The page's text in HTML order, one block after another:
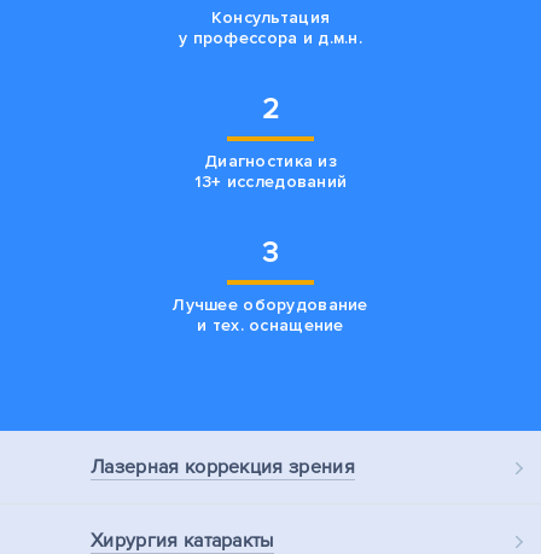
Консультация
у профессора и д.м.н.
2
Диагностика из
13+ исследований
3
Лучшее оборудование
и тех. оснащение
Лазерная коррекция зрения
Хирургия катаракты